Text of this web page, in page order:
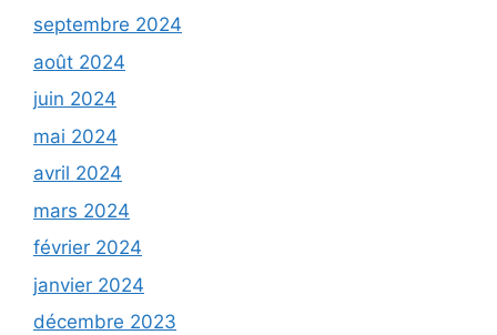
septembre 2024
août 2024
juin 2024
mai 2024
avril 2024
mars 2024
février 2024
janvier 2024
décembre 2023